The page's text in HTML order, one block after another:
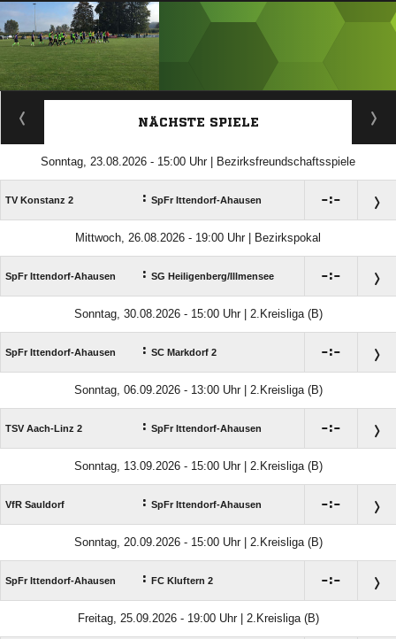
ANZEIGE
NÄCHSTE SPIELE
Sonntag, 23.08.2026 - 15:00 Uhr | Bezirksfreundschaftsspiele
TV Konstanz 2 : SpFr Ittendorf-Ahausen :
Mittwoch, 26.08.2026 - 19:00 Uhr | Bezirkspokal
SpFr Ittendorf-Ahausen : SG Heiligenberg/​Illmensee :
Sonntag, 30.08.2026 - 15:00 Uhr | 2.Kreisliga (B)
SpFr Ittendorf-Ahausen : SC Markdorf 2 :
Sonntag, 06.09.2026 - 13:00 Uhr | 2.Kreisliga (B)
TSV Aach-Linz 2 : SpFr Ittendorf-Ahausen :
Sonntag, 13.09.2026 - 15:00 Uhr | 2.Kreisliga (B)
VfR Sauldorf : SpFr Ittendorf-Ahausen :
Sonntag, 20.09.2026 - 15:00 Uhr | 2.Kreisliga (B)
SpFr Ittendorf-Ahausen : FC Kluftern 2 :
Freitag, 25.09.2026 - 19:00 Uhr | 2.Kreisliga (B)